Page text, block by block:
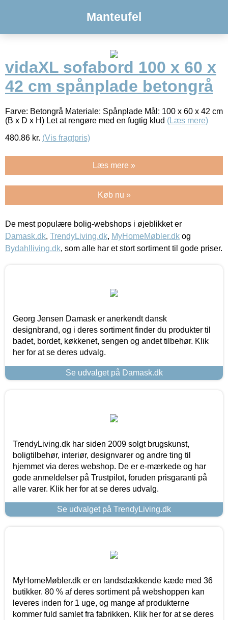
Manteufel
vidaXL sofabord 100 x 60 x
42 cm spånplade betongrå
Farve: Betongrå Materiale: Spånplade Mål: 100 x 60 x 42 cm
(B x D x H) Let at rengøre med en fugtig klud (Læs mere)
480.86 kr. (Vis fragtpris)
Læs mere »
Køb nu »
De mest populære bolig-webshops i øjeblikket er
Damask.dk, TrendyLiving.dk, MyHomeMøbler.dk og
Bydahlliving.dk, som alle har et stort sortiment til gode priser.
Georg Jensen Damask er anerkendt dansk
designbrand, og i deres sortiment finder du produkter til
badet, bordet, køkkenet, sengen og andet tilbehør. Klik
her for at se deres udvalg.
Se udvalget på Damask.dk
TrendyLiving.dk har siden 2009 solgt brugskunst,
boligtilbehør, interiør, designvarer og andre ting til
hjemmet via deres webshop. De er e-mærkede og har
gode anmeldelser på Trustpilot, foruden prisgaranti på
alle varer. Klik her for at se deres udvalg.
Se udvalget på TrendyLiving.dk
MyHomeMøbler.dk er en landsdækkende kæde med 36
butikker. 80 % af deres sortiment på webshoppen kan
leveres inden for 1 uge, og mange af produkterne
kommer fuld samlet fra fabrikken. Klik her for at se deres